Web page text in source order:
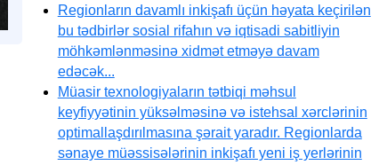
Regionların davamlı inkişafı üçün həyata keçirilən
bu tədbirlər sosial rifahın və iqtisadi sabitliyin
möhkəmlənməsinə xidmət etməyə davam
edəcək...
Müasir texnologiyaların tətbiqi məhsul
keyfiyyətinin yüksəlməsinə və istehsal xərclərinin
optimallaşdırılmasına şərait yaradır. Regionlarda
sənaye müəssisələrinin inkişafı yeni iş yerlərinin